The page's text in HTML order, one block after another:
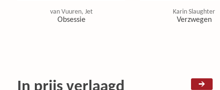
van Vuuren, Jet
Obsessie
Karin Slaughter
Verzwegen